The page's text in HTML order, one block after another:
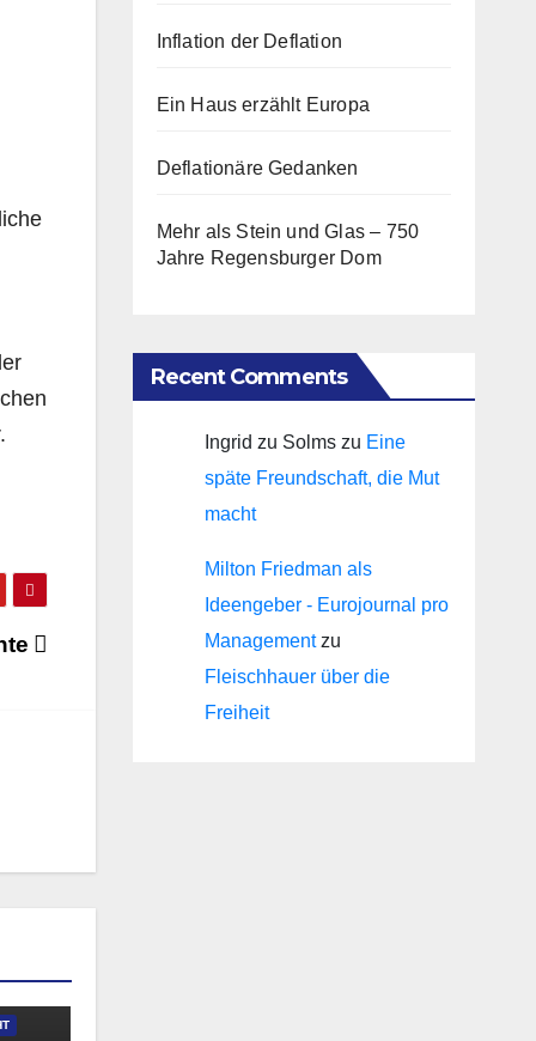
Inflation der Deflation
Ein Haus erzählt Europa
Deflationäre Gedanken
Mehr als Stein und Glas – 750
Jahre Regensburger Dom
Recent Comments
Ingrid zu Solmszu Eine
späte Freundschaft, die Mut
macht
Milton Friedman als
Ideengeber - Eurojournal pro
Managementzu
Fleischhauer über die
Freiheit